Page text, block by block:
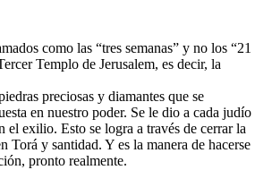
como las “tres semanas” y no los “21
Templo de Jerusalem, es decir, la
preciosas y diamantes que se
en nuestro poder. Se le dio a cada judío
el exilio. Esto se logra a través de cerrar la
Torá y santidad. Y es la manera de hacerse
pronto realmente.